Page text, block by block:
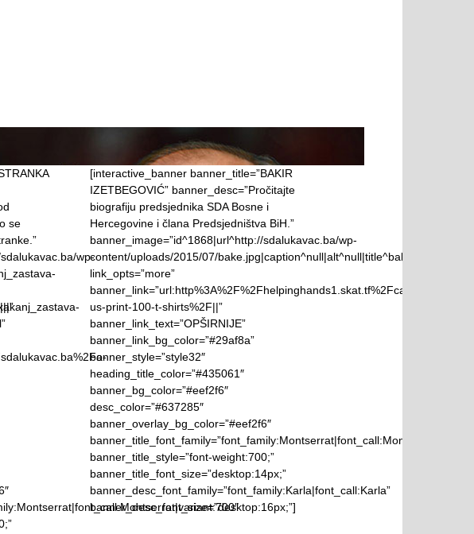
se
wp-
[interactive_banner banner_title=”BAKIR
IZETBEGOVIĆ” banner_desc=”Pročitajte
biografiju predsjednika SDA Bosne i
Hercegovine i člana Predsjedništva BiH.”
banner_image=”id^1868|url^http://sdalukavac.ba/wp-
content/uploads/2015/07/
link_opts=”more”
us-print-100-t-shirts%2F||”
banner_link_text=”OPŠIRNIJE”
banner_link_bg_color=”#29af8a”
banner_style=”style32″
heading_title_color=”#435061″
banner_bg_color=”#eef2f6″
desc_color=”#637285″
banner_overlay_bg_color=”#eef2f6″
banner_title_style=”font-weight:700;”
banner_title_font_size=”desktop:14px;”
banner_desc_font_family=”font_family:Karla|font_call:Karla”
banner_desc_font_size=”desktop:16px;”]